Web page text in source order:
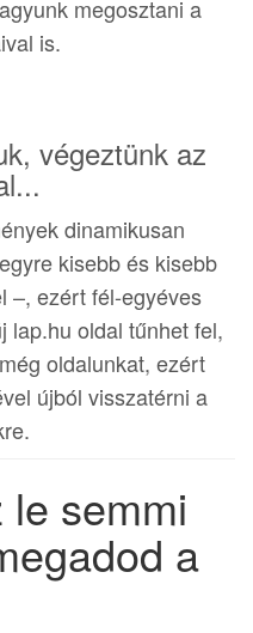
megosztani a
is.
végeztünk az
dinamikusan
kisebb és kisebb
–, ezért fél-egyéves
lap.hu oldal tűnhet fel,
oldalunkat, ezért
újból visszatérni a
semmi
a